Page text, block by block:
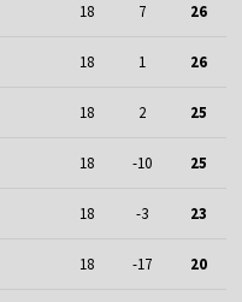
18 7 26
18 1 26
18 2 25
18 -10 25
18 -3 23
18 -17 20